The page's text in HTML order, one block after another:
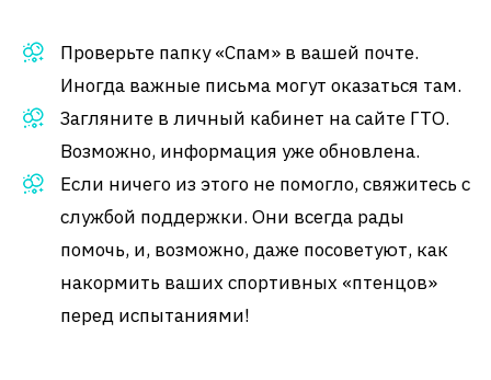
Проверьте папку «Спам» в вашей почте.
Иногда важные письма могут оказаться там.
Загляните в личный кабинет на сайте ГТО.
Возможно, информация уже обновлена.
Если ничего из этого не помогло, свяжитесь с
службой поддержки. Они всегда рады
помочь, и, возможно, даже посоветуют, как
накормить ваших спортивных «птенцов»
перед испытаниями!